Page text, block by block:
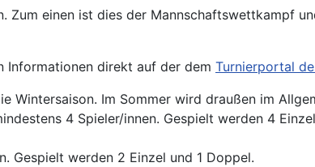
einen ist dies der Mannschaftswettkampf
Informationen direkt auf der dem Turnierportal
Wintersaison. Im Sommer wird draußen im
4 Spieler/innen. Gespielt werden 4
Gespielt werden 2 Einzel und 1 Doppel.